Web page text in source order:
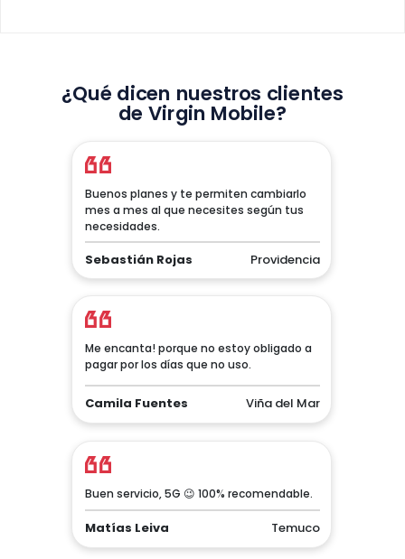
¿Qué dicen nuestros clientes
de Virgin Mobile?
Buenos planes y te permiten cambiarlo
mes a mes al que necesites según tus
necesidades.
Sebastián Rojas Providencia
Me encanta! porque no estoy obligado a
pagar por los días que no uso.
Camila Fuentes Viña del Mar
Buen servicio, 5G 😉 100% recomendable.
Matías Leiva Temuco